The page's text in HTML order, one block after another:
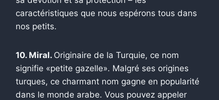
caractéristiques que nous espérons tous dans
nos petits.
10. Miral. Originaire de la Turquie, ce nom
signifie «petite gazelle». Malgré ses origines
turques, ce charmant nom gagne en popularité
dans le monde arabe. Vous pouvez appeler